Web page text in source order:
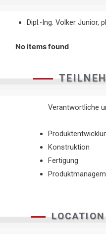
Dipl.-Ing. Volker Junior,
No items found
Verantwortliche
Konstruktion
Fertigung